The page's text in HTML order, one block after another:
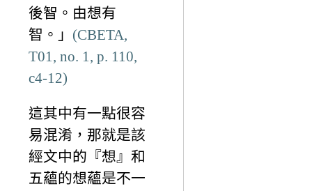
後智。由想有
智。」 (CBETA,
T01, no. 1, p. 110,
c4-12)
這其中有一點很容
易混淆，那就是該
經文中的『想』和
五蘊的想蘊是不一